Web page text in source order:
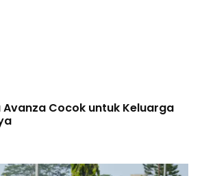
Cocok untuk Keluarga